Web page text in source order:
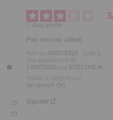
15
10
3
Avis vérifié
Pas encore utilisé
Signaler